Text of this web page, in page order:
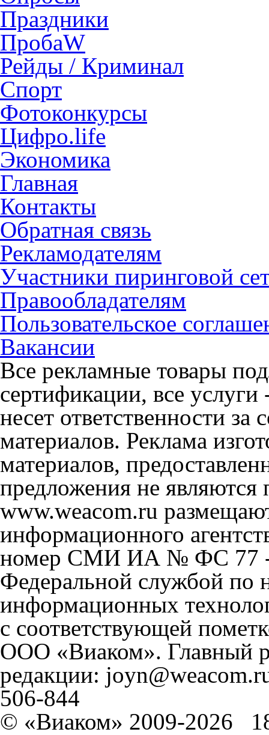
Праздники
ПробаW
Рейды / Криминал
Спорт
Фотоконкурсы
Цифро.life
Экономика
Главная
Контакты
Обратная связь
Рекламодателям
Участники пиринговой
Правообладателям
Пользовательское
Вакансии
Все рекламные товары
сертификации, все
несет ответственности
материалов. Реклама
материалов,
предложения не
www.weacom.ru
информационного
номер СМИ ИА № ФС 77 -
Федеральной службой по
информационных
с соответствующей
ООО «Виаком». Главный
редакции:
506-844
© «Виаком» 2009-2026